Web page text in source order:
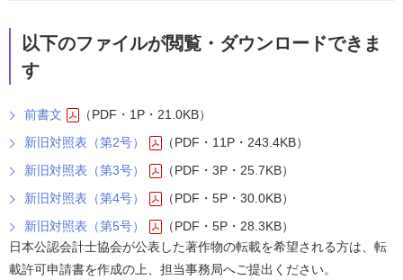
以下のファイルが閲覧・ダウンロードできま
す
前書文
（PDF・1P・21.0KB）
新旧対照表（第2号）
（PDF・11P・243.4KB）
新旧対照表（第3号）
（PDF・3P・25.7KB）
新旧対照表（第4号）
（PDF・5P・30.0KB）
新旧対照表（第5号）
（PDF・5P・28.3KB）
日本公認会計士協会が公表した著作物の転載を希望される方は、転
載許可申請書を作成の上、担当事務局へご提出ください。